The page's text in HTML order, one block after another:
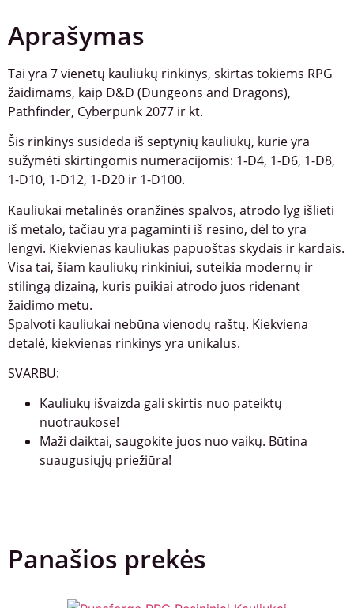
Aprašymas
Tai yra 7 vienetų kauliukų rinkinys, skirtas tokiems RPG
žaidimams, kaip D&D (Dungeons and Dragons),
Pathfinder, Cyberpunk 2077 ir kt.
Šis rinkinys susideda iš septynių kauliukų, kurie yra
sužymėti skirtingomis numeracijomis: 1-D4, 1-D6, 1-D8,
1-D10, 1-D12, 1-D20 ir 1-D100.
Kauliukai metalinės oranžinės spalvos, atrodo lyg išlieti
iš metalo, tačiau yra pagaminti iš resino, dėl to yra
lengvi. Kiekvienas kauliukas papuoštas skydais ir kardais.
Visa tai, šiam kauliukų rinkiniui, suteikia modernų ir
stilingą dizainą, kuris puikiai atrodo juos ridenant
žaidimo metu.
Spalvoti kauliukai nebūna vienodų raštų. Kiekviena
detalė, kiekvienas rinkinys yra unikalus.
SVARBU:
Kauliukų išvaizda gali skirtis nuo pateiktų
nuotraukose!
Maži daiktai, saugokite juos nuo vaikų. Būtina
suaugusiųjų priežiūra!
Panašios prekės